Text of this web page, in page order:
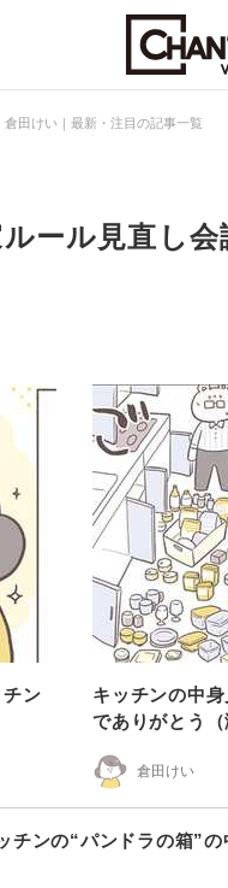
田けい｜最新・注目の記事一覧
ール見直し会
ン
キッチンの中
でありがとう（
倉田けい
チンの“パンドラの箱”